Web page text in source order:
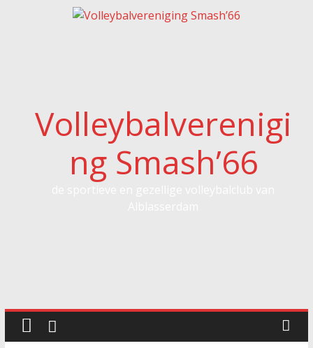
Volleybalverenigi
ng Smash’66